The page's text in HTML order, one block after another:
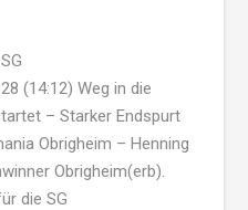
(14:12) Weg in die
– Starker Endspurt
Obrigheim – Henning
Obrigheim(erb).
die SG